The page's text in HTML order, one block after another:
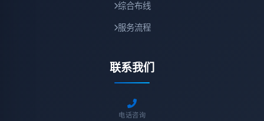
综合布线
服务流程
联系我们
电话咨询